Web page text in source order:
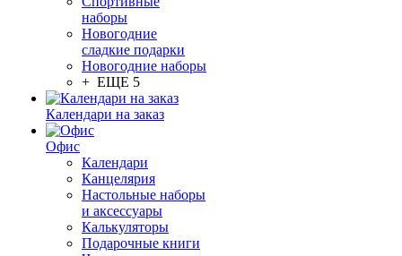
наборы
Новогодние
сладкие подарки
Новогодние наборы
+ ЕЩЕ 5
Календари на заказ
Офис
Календари
Канцелярия
Настольные наборы
и аксессуары
Калькуляторы
Подарочные книги